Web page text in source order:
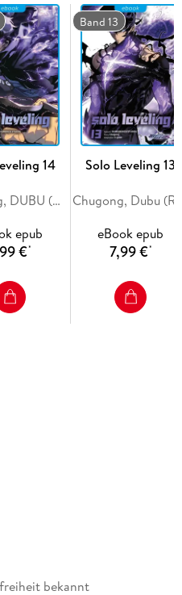
14
Chugong, DUBU (REDICE STUDIO), h-goon
epub
€*
Band 13
Solo Leveling 13
eBook epub
7,99 €*
bekannt